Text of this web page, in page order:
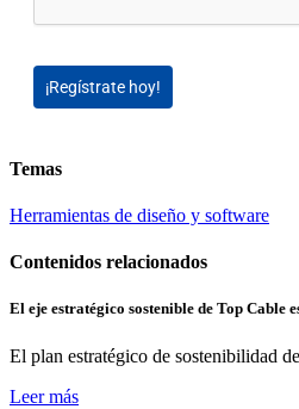
¡Regístrate hoy!
Temas
Herramientas de diseño y software
Contenidos relacionados
El eje estratégico sostenible de Top Cable
El plan estratégico de sostenibilidad
Leer más